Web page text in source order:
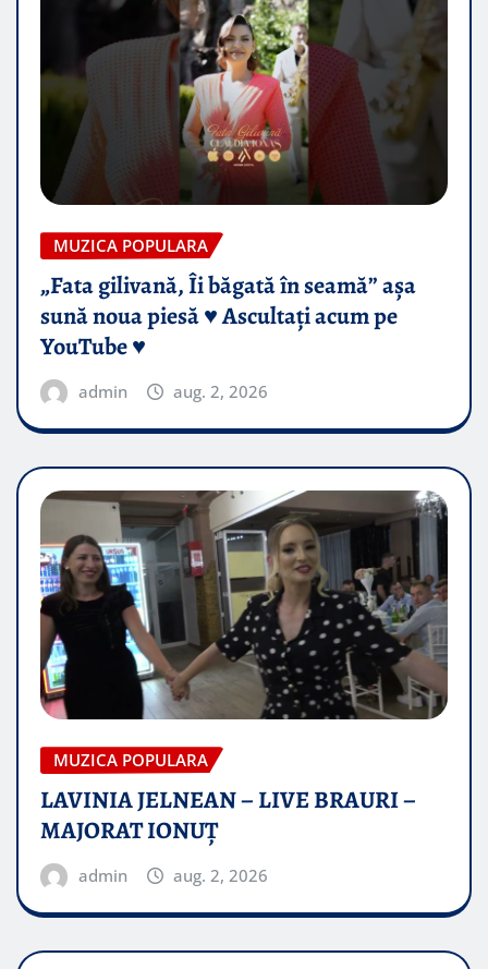
MUZICA POPULARA
„Fata gilivană, Îi băgată în seamă” așa
sună noua piesă ♥️ Ascultați acum pe
YouTube ♥️
admin aug. 2, 2026
MUZICA POPULARA
LAVINIA JELNEAN – LIVE BRAURI –
MAJORAT IONUŢ
admin aug. 2, 2026